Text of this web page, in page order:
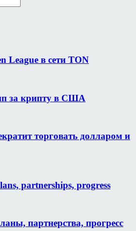
League в сети TON
за крипту в США
торговать долларом и
partnerships, progress
партнерства, прогресс